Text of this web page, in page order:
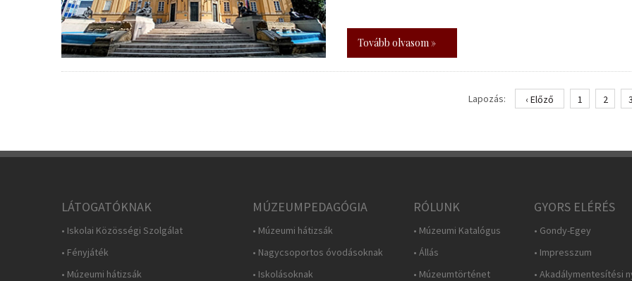
Tovább olvasom »
Lapozás: ‹ Előző 1 2
LÁTOGATÓKNAK
• Iskolai Közösségi Szolgálat
• Fényjáték
• Múzeumi hátizsák
MÚZEUMPEDAGÓGIA
• Múzeumi hátizsák
• Nagycsoportos óvodásoknak
• Iskolásoknak
RÓLUNK
• Múzeumi Katalógus
• Állás
• Múzeumtörténet
GYORS ELÉRÉS
• Gondy-Egey
• Impresszum
• Akadálymentesítési